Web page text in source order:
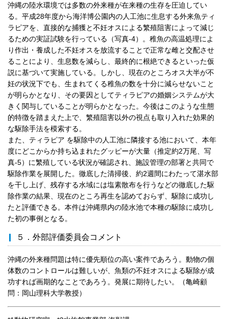
沖縄の陸水環境では多数の外来種が在来種の生存を圧迫してい
る。平成28年度から海洋博公園内の人工池に生息する外来魚ティ
ラピアを、直接的な捕獲と不妊オスによる繁殖阻害によって減じ
るための実証試験を行っている（写真-4）。稚魚の高温処理によ
り作出・養成した不妊オスを放流することで正常な雌と交配させ
ることにより、生息数を減らし、最終的に根絶できるといった仮
説に基づいて実施している。しかし、現在のところオス大半が不
妊の状況下でも、生まれてくる稚魚の数を十分に減らせないこと
が明らかとなり、その要因としてティラピアの婚姻システムが大
きく関与していることが明らかとなった。今後はこのような生態
的特徴を踏まえた上で、繁殖阻害以外の視点も取り入れた効果的
な駆除手法を模索する。
また、ティラピア を駆除中の人工池に隣接する池において、本年
度にどこからか持ち込まれたグッピーが大量（推定約2万尾、写
真-5）に繁殖している状況が確認され、施設管理の部署と共同で
駆除作業を展開した。徹底した清掃後、約2週間にわたって湛水部
を干し上げ、残存する水域には塩素散布を行うなどの徹底した駆
除作業の結果、現在のところ再生を認めておらず、駆除に成功し
たと評価できる。本件は沖縄県内の陸水池で本種の駆除に成功し
た初の事例となる。
５．外部評価委員会コメント
沖縄の外来種問題は特に優先順位の高い案件であろう。動物の個
体数のコントロールは難しいが、魚類の不妊オスによる駆除が成
功すれば画期的なことであろう。発展に期待したい。（亀崎顧
問：岡山理科大学教授）